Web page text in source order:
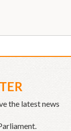
the latest news